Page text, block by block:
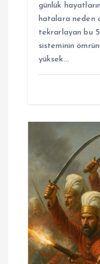
günlük
hatalara neden
tekrarlayan bu 5
sisteminin
yüksek…